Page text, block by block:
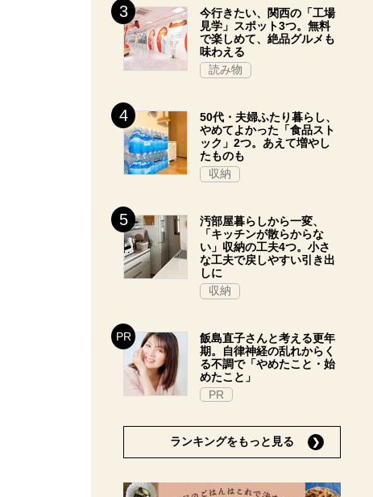
今行きたい、関西の「工場
見学」スポット3つ。無料
で楽しめて、絶品グルメも
味わえる
読み物
50代・夫婦ふたり暮らし、
やめてよかった「食品スト
ック」2つ。あえて増やし
たものも
収納
汚部屋暮らしから一変、
「キッチンが散らからな
い」収納の工夫4つ。小さ
な工夫で戻しやすい引き出
しに
収納
飯島直子さんと考える更年
期。自律神経の乱れからく
る不調で「やめたこと・始
めたこと」
PR
ランキングをもっと見る